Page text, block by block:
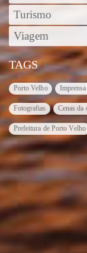
Turismo
Viagem
TAGS
Porto Velho
Fotografias Cenas da
Prefeitura de Porto Velho